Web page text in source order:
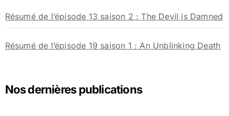
Résumé de l’épisode 13 saison 2 : The Devil is Damned
Résumé de l’épisode 19 saison 1 : An Unblinking Death
Nos dernières publications